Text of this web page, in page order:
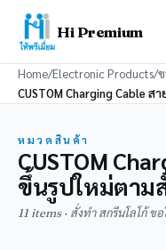
Hi Premium
Home/Electronic Products/
CUSTOM Charging Cable ส
หมวดสินค้า
CUSTOM
ขึ้นรูปใหม่ตาม
11 items · สั่งทำ สกรีนโลโก้ ข